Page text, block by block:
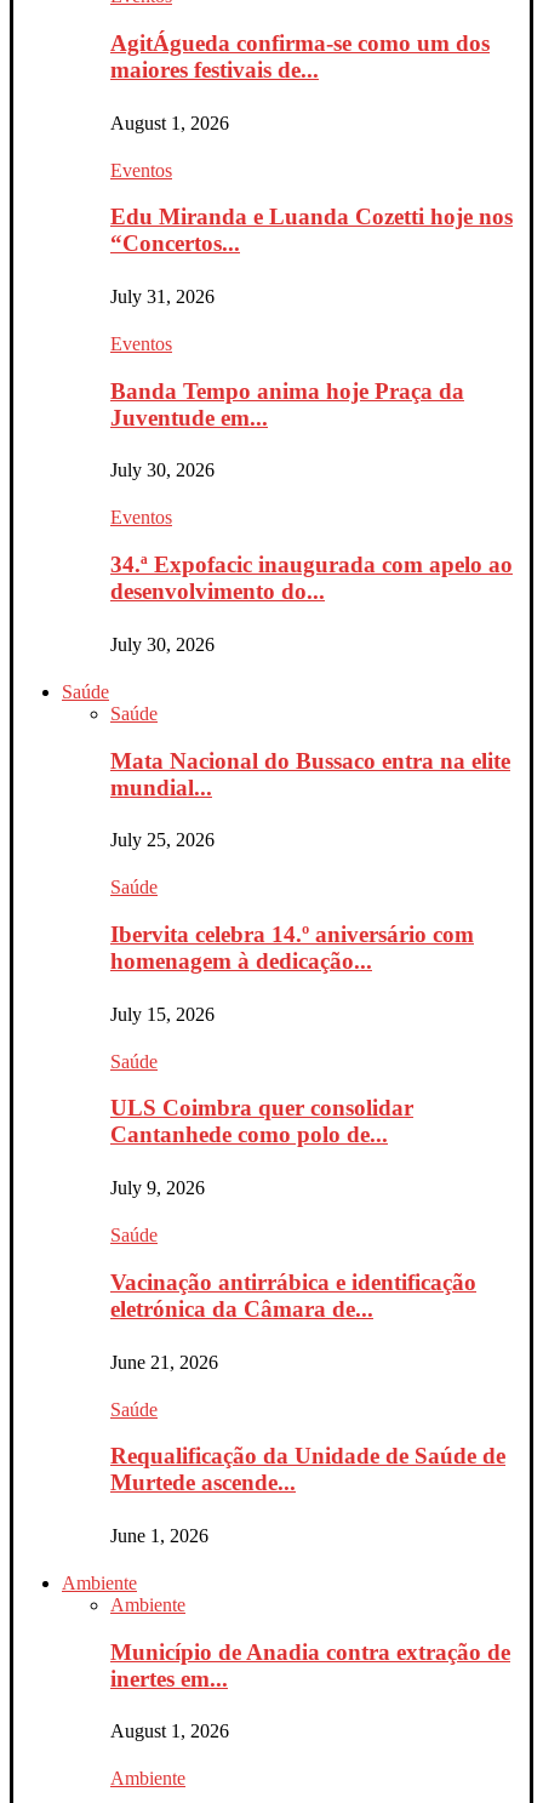
AgitÁgueda confirma-se como um dos
maiores festivais de...
August 1, 2026
Eventos
Edu Miranda e Luanda Cozetti hoje nos
“Concertos...
July 31, 2026
Eventos
Banda Tempo anima hoje Praça da
Juventude em...
July 30, 2026
Eventos
34.ª Expofacic inaugurada com apelo ao
desenvolvimento do...
July 30, 2026
Saúde
Saúde
Mata Nacional do Bussaco entra na elite
mundial...
July 25, 2026
Saúde
Ibervita celebra 14.º aniversário com
homenagem à dedicação...
July 15, 2026
Saúde
ULS Coimbra quer consolidar
Cantanhede como polo de...
July 9, 2026
Saúde
Vacinação antirrábica e identificação
eletrónica da Câmara de...
June 21, 2026
Saúde
Requalificação da Unidade de Saúde de
Murtede ascende...
June 1, 2026
Ambiente
Ambiente
Município de Anadia contra extração de
inertes em...
August 1, 2026
Ambiente